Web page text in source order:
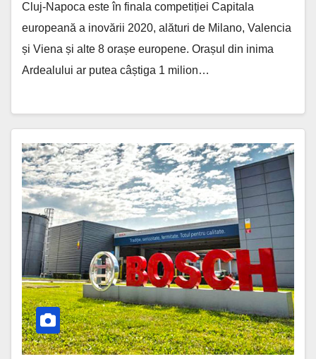
Cluj-Napoca este în finala competiției Capitala
europeană a inovării 2020, alături de Milano, Valencia
și Viena și alte 8 orașe europene. Orașul din inima
Ardealului ar putea câștiga 1 milion…